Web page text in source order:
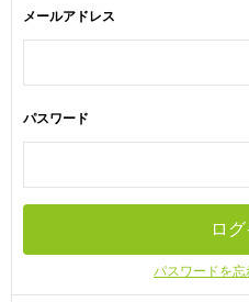
メールアドレス
パスワード
パスワードを忘